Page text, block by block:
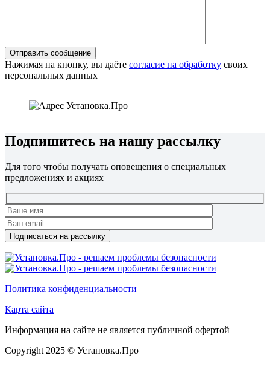
Нажимая на кнопку, вы даёте согласие на обработку своих
персональных данных
Подпишитесь на нашу рассылку
Для того чтобы получать оповещения о специальных
предложениях и акциях
Политика конфиденциальности
Карта сайта
Информация на сайте не является публичной офертой
Copyright 2025 © Установка.Про